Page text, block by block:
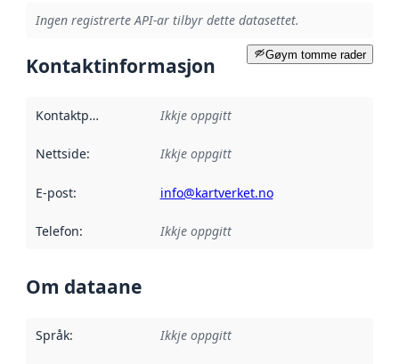
Ingen registrerte API-ar tilbyr dette datasettet.
Gøym tomme rader
Kontaktinformasjon
Kontaktpunkt Ikkje oppgitt
Nettside: Ikkje oppgitt
E-post: info@kartverket.no
Telefon: Ikkje oppgitt
Om dataane
Språk: Ikkje oppgitt